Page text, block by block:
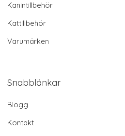
Kanintillbehör
Kattillbehör
Varumärken
Snabblänkar
Blogg
Kontakt